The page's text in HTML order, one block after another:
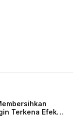
Terkena Efek